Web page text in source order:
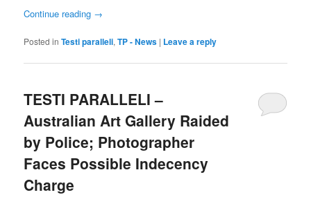
Continue reading →
Posted in Testi paralleli,TP - News | Leave a reply
TESTI PARALLELI –
Australian Art Gallery Raided
by Police; Photographer
Faces Possible Indecency
Charge